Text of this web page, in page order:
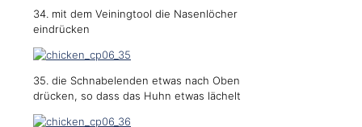
34. mit dem Veiningtool die Nasenlöcher
eindrücken
35. die Schnabelenden etwas nach Oben
drücken, so dass das Huhn etwas lächelt